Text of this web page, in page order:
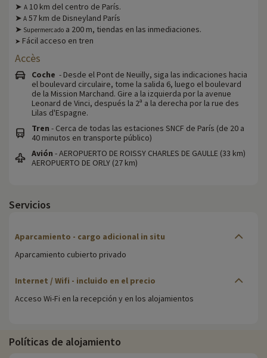
➤ A 10 km del centro de París.
➤ A 57 km de Disneyland París
➤ Supermercado a 200 m, tiendas en las inmediaciones.
➤ Fácil acceso en tren
Accès
Coche - Desde el Pont de Neuilly, siga las indicaciones hacia
el boulevard circulaire, tome la salida 6, luego el boulevard
de la Mission Marchand. Gire a la izquierda por la avenue
Leonard de Vinci, después la 2ª a la derecha por la rue des
Lilas d'Espagne.
Tren - Cerca de todas las estaciones SNCF de París (de 20 a
40 minutos en transporte público)
Avión - AEROPUERTO DE ROISSY CHARLES DE GAULLE (33 km)
AEROPUERTO DE ORLY (27 km)
Servicios
Aparcamiento - cargo adicional in situ
Aparcamiento cubierto privado
Internet / Wifi - incluido en el precio
Acceso Wi-Fi en la recepción y en los alojamientos
Políticas de alojamiento